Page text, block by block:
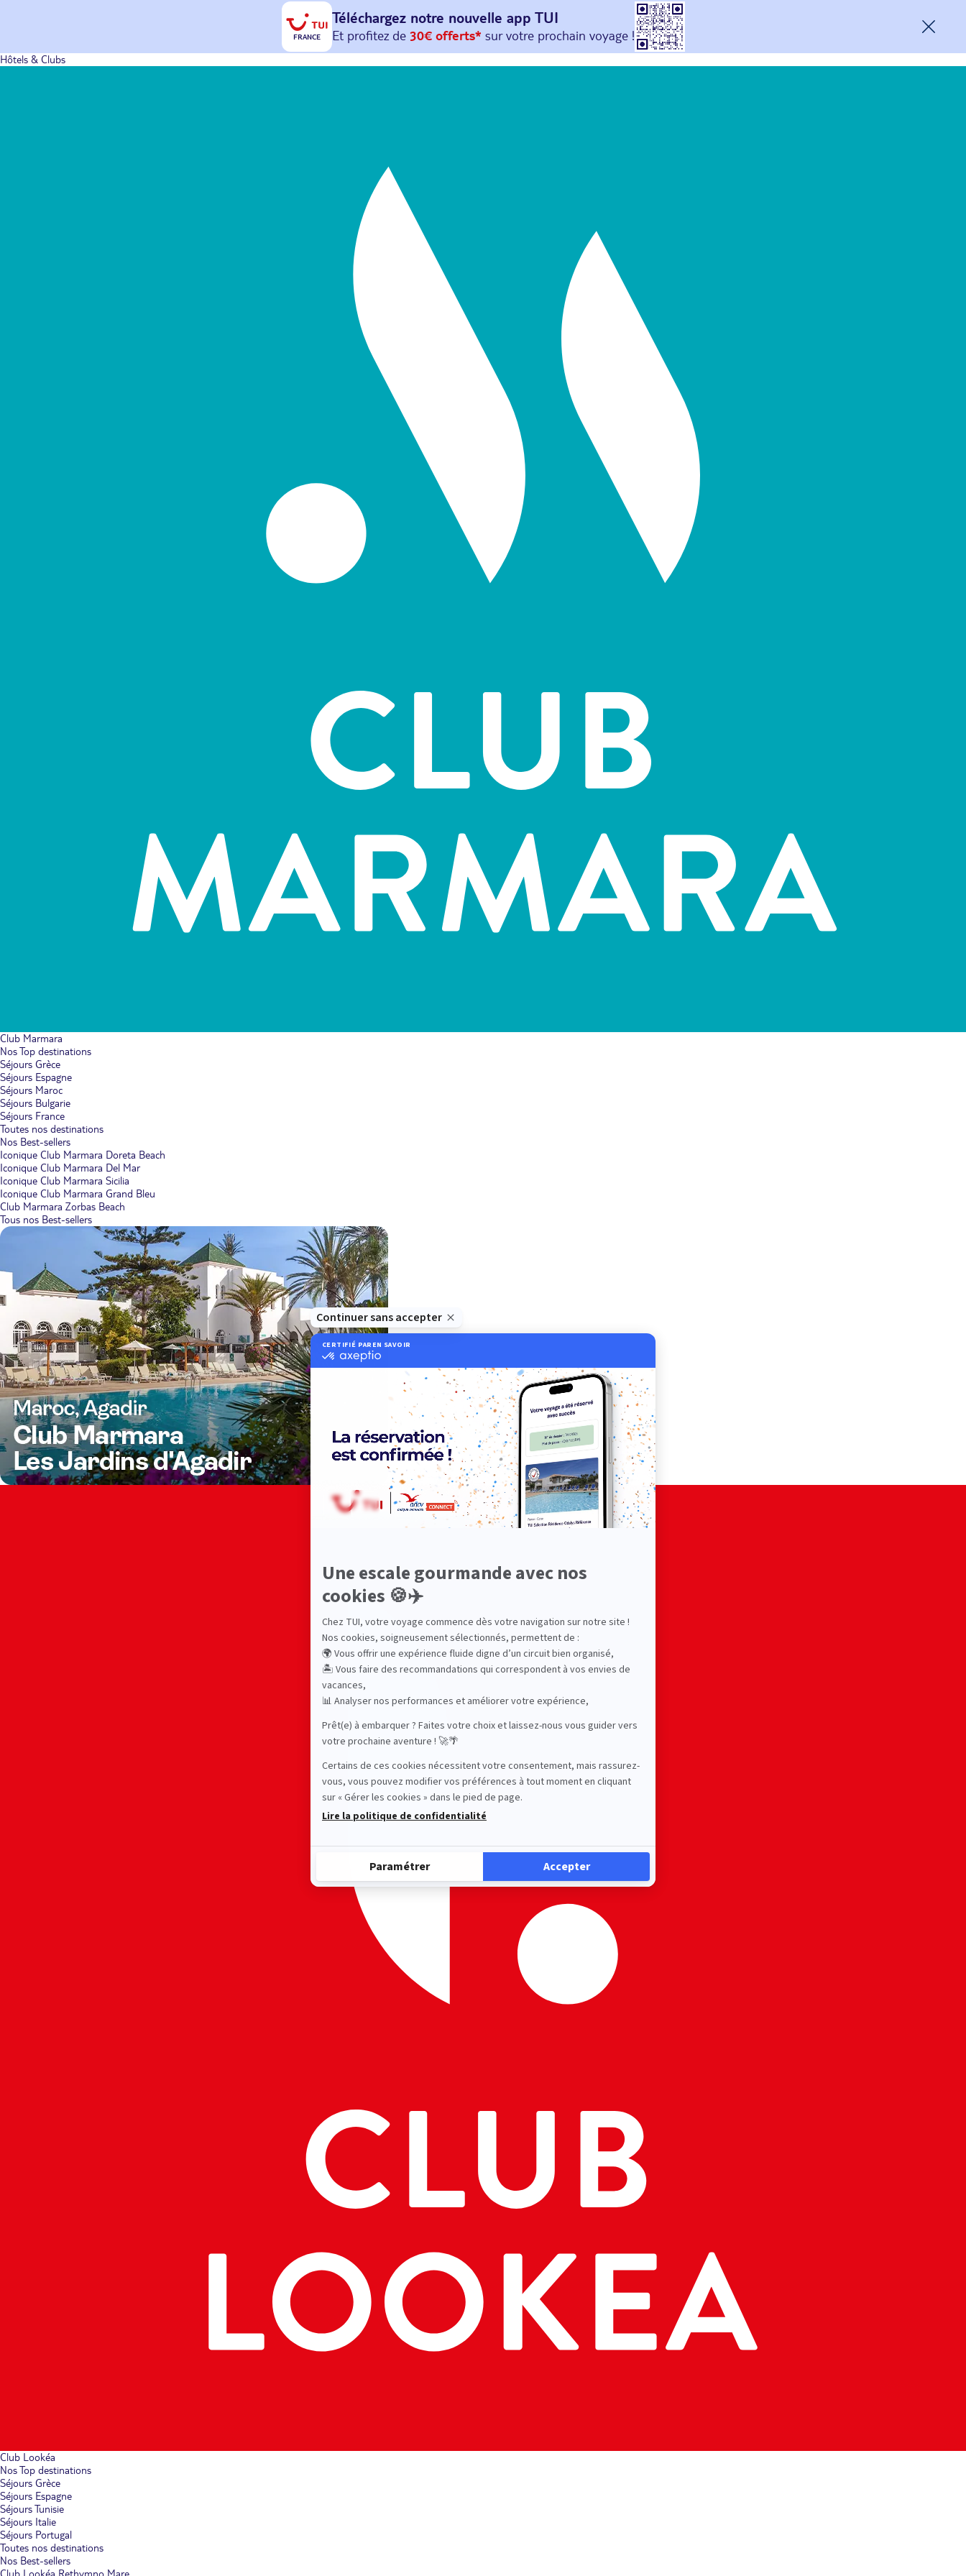
FRANCE
Téléchargez notre nouvelle app TUI
Et profitez de 30€ offerts*sur votreprochain
avec le code : HAPPYAPP
Hôtels & Clubs
Club Marmara
Nos Top destinations
Séjours Grèce
Séjours Espagne
Séjours Maroc
Séjours Bulgarie
Séjours France
Toutes nos destinations
Nos Best-sellers
Iconique Club Marmara Doreta Beach
Iconique Club Marmara Del Mar
Iconique Club Marmara Sicilia
Iconique Club Marmara Grand Bleu
Club Marmara Zorbas Beach
Tous nos Best-sellers
Club Lookéa
Nos Top destinations
Séjours Grèce
Séjours Espagne
Séjours Tunisie
Séjours Italie
Séjours Portugal
Toutes nos destinations
Nos Best-sellers